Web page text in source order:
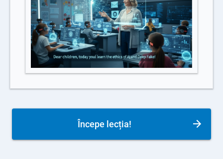
Începe lecția!